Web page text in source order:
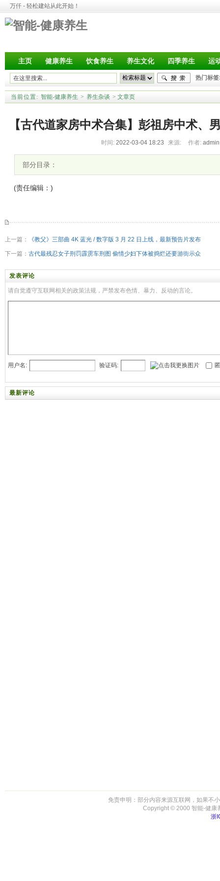
万仟 - 轻松建站从此开始！
主页 健康养生 饮食养生 养生文化 四季养生 运
热门标
当前位置: 智能-健康养生 > 养生杂谈 > 文章页
【古代道家房中术合集】彭祖房中术、
回春功、洞玄子、宫廷补肾
时间: 2022-03-04 18:23 来源: 作者:
部分目录：
(责任编辑：)
上一篇： 《教父》三部曲 4K 蓝光 / 数字版 3 月 22 日上线，最新预告片发布
下一篇： 古代最残忍女子刑罚霹雳车刑图 偷情少妇下体被捣烂还要游街示众
发表评论
请自觉遵守互联网相关的政策法规，严禁发布色情、暴力、反动的言论。
用户名: 验证码:
最新评论
免责申明：部分内容来源互联网，如果不
Copyright © 2000 智能-健康
浙